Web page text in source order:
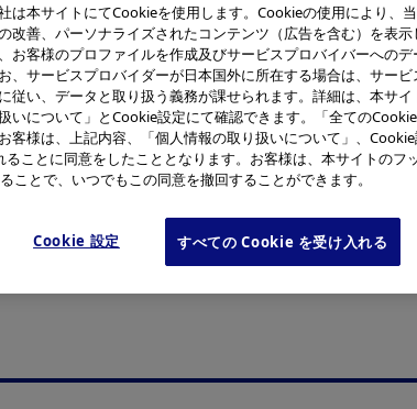
1960年～1969年
は本サイトにてCookieを使用します。Cookieの使用により、
改善、パーソナライズされたコンテンツ（広告を含む）を表示
お客様のプロファイルを作成及びサービスプロバイバーへのデ
、サービスプロバイダーが日本国外に所在する場合は、サービ
従い、データと取り扱う義務が課せられます。詳細は、本サイ
いについて」とCookie設定にて確認できます。「全ての
客様は、上記内容、「個人情報の取り扱いについて」、
ことに同意をしたこととなります。お客様は、本サイトのフ
ことで、いつでもこの同意を撤回することができます。
Cookie 設定 すべての Cookie を受け入れる